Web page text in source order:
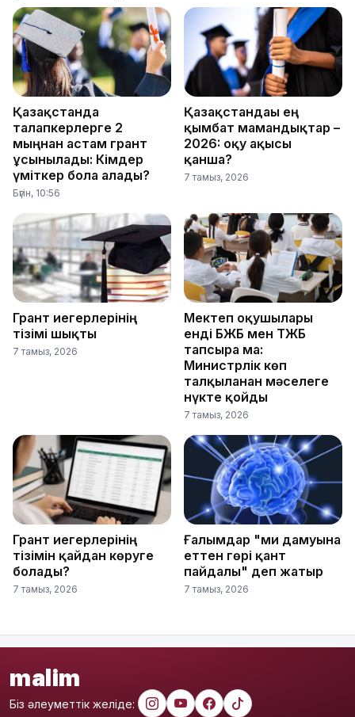
Қазақстанда
талапкерлерге 2
мыңнан астам грант
ұсынылады: Кімдер
үміткер бола алады?
Бүгін, 10:56
Қазақстандағы ең
қымбат мамандықтар –
2026: оқу ақысы
қанша?
7 тамыз, 2026
Грант иегерлерінің
тізімі шықты
7 тамыз, 2026
Мектеп оқушылары
енді БЖБ мен ТЖБ
тапсыра ма:
Министрлік көп
талқыланған мәселеге
нүкте қойды
7 тамыз, 2026
Грант иегерлерінің
тізімін қайдан көруге
болады?
7 тамыз, 2026
Ғалымдар "ми дамуына
еттен гөрі қант
пайдалы" деп жатыр
7 тамыз, 2026
malim
Біз әлеуметтік желіде: